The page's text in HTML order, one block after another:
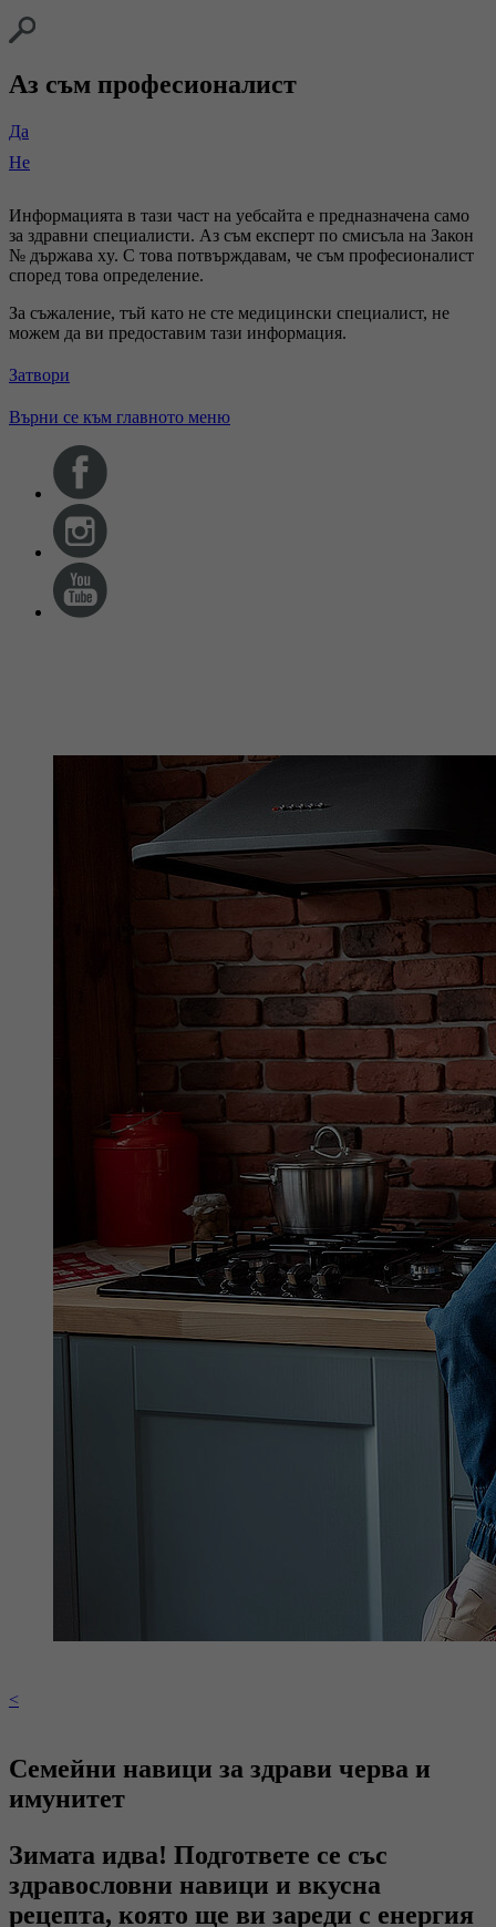
Аз съм професионалист
Да
Не
Информацията в тази част на уебсайта е предназначена само
за здравни специалисти. Аз съм експерт по смисъла на Закон
№ държава xy. С това потвърждавам, че съм професионалист
според това определение.
За съжаление, тъй като не сте медицински специалист, не
можем да ви предоставим тази информация.
Затвори
Върни се към главното меню
<
Семейни навици за здрави черва и
имунитет
Зимата идва! Подгответе се със
здравословни навици и вкусна
рецепта, която ще ви зареди с енергия